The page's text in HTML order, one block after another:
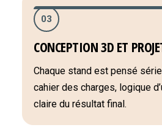
03
CONCEPTION 3D ET
Chaque stand est pensé
cahier des charges, logique
claire du résultat final.